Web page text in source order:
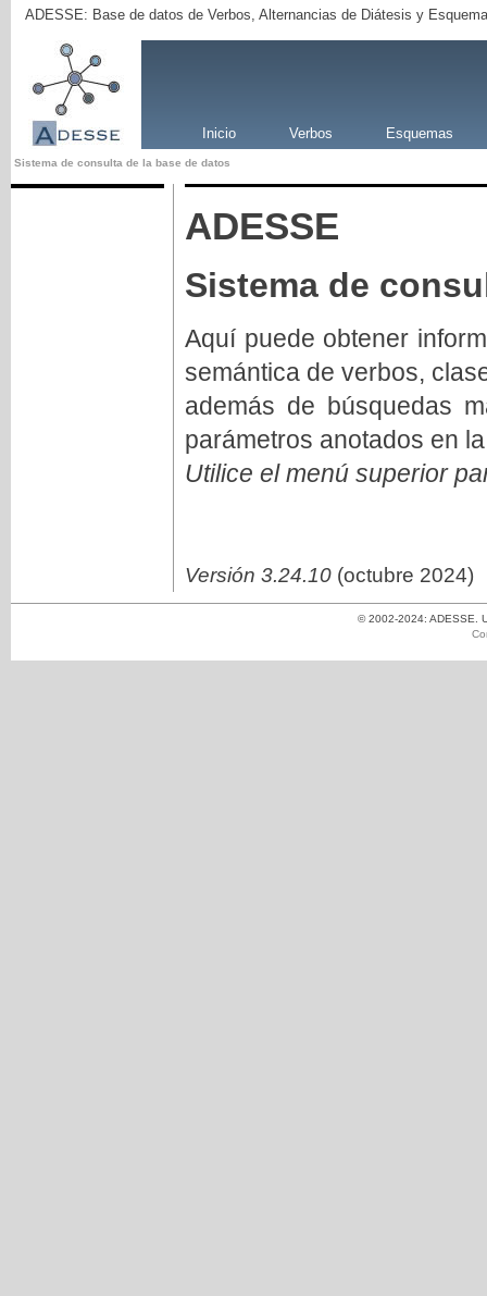
ADESSE: Base de datos de Verbos, Alternancias de Diátesis y
Inicio Verbos Esquemas
Sistema de consulta de la base de datos
ADESSE
Sistema de
Aquí puede obtener
semántica de verbos,
además de búsquedas
parámetros anotados en
Utilice el menú superior
Versión 3.24.10 (octubre 2024)
© 2002-2024: ADESSE.